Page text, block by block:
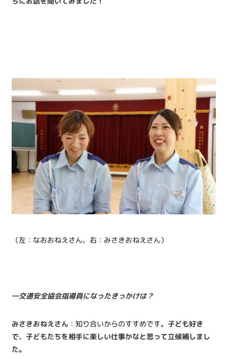
（左：なおおねえさん、右：みさきおねえさん）
―交通安全協会指導員になったきっかけは？
みさきおねえさん ：知り合いからのすすめです。 子ども好き
で、子どもたちを相手に楽しい仕事かなと思って立候補しまし
た。